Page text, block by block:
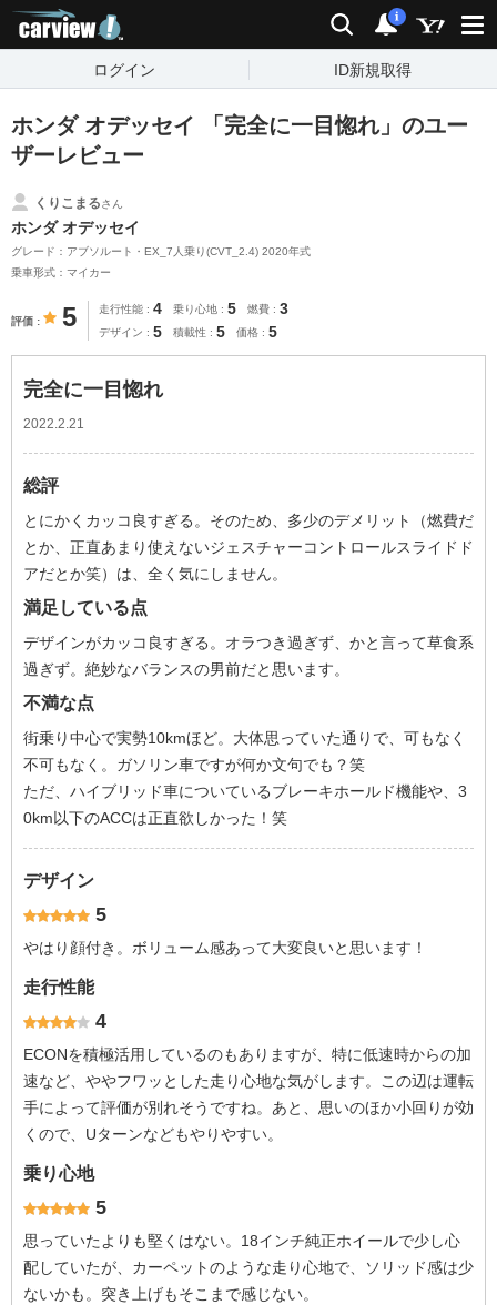
検索 通知
i
ログイン ID新規取得
ホンダ オデッセイ 「完全に一目惚れ」のユー
ザーレビュー
くりこまるさん
ホンダ オデッセイ
グレード：アブソルート・EX_7人乗り(CVT_2.4) 2020年式
乗車形式：マイカー
評価 5 走行性能 4 乗り心地 5 燃費 3
デザイン 5 積載性 5 価格 5
完全に一目惚れ
2022.2.21
総評
とにかくカッコ良すぎる。そのため、多少のデメリット（燃費だ
とか、正直あまり使えないジェスチャーコントロールスライドド
アだとか笑）は、全く気にしません。
満足している点
デザインがカッコ良すぎる。オラつき過ぎず、かと言って草食系
過ぎず。絶妙なバランスの男前だと思います。
不満な点
街乗り中心で実勢10kmほど。大体思っていた通りで、可もなく
不可もなく。ガソリン車ですが何か文句でも？笑
ただ、ハイブリッド車についているブレーキホールド機能や、3
0km以下のACCは正直欲しかった！笑
デザイン
5
やはり顔付き。ボリューム感あって大変良いと思います！
走行性能
4
ECONを積極活用しているのもありますが、特に低速時からの加
速など、ややフワッとした走り心地な気がします。この辺は運転
手によって評価が別れそうですね。あと、思いのほか小回りが効
くので、Uターンなどもやりやすい。
乗り心地
5
思っていたよりも堅くはない。18インチ純正ホイールで少し心
配していたが、カーペットのような走り心地で、ソリッド感は少
ないかも。突き上げもそこまで感じない。